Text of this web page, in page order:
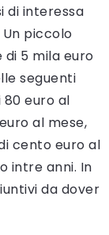
di interessa
Un piccolo
5 mila euro
seguenti
euro al
al mese,
cento euro al
intre anni. In
da dover